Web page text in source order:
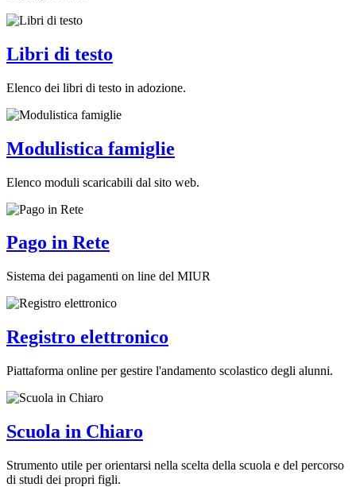
Libri di testo
Elenco dei libri di testo in adozione.
Modulistica famiglie
Elenco moduli scaricabili dal sito web.
Pago in Rete
Sistema dei pagamenti on line del MIUR
Registro elettronico
Piattaforma online per gestire l'andamento scolastico degli alunni.
Scuola in Chiaro
Strumento utile per orientarsi nella scelta della scuola e del percorso
di studi dei propri figli.